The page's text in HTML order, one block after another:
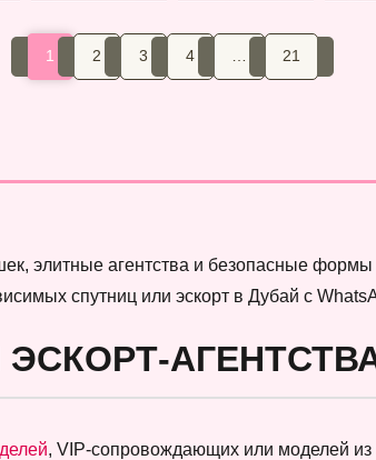
1 2 3 4 21
элитные агентства и безопасные
спутниц или эскорт в Дубай с
, VIP-сопровождающих или моделей из